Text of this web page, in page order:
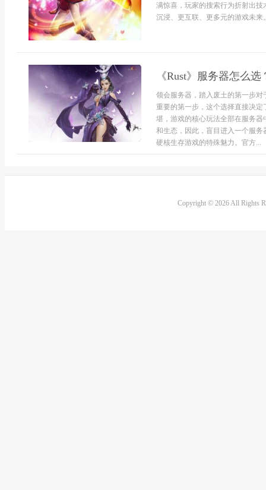
满惊喜，玩家的搜索行为折射出
沉浸、更互联、更多元的游戏未来
《Rust》服务器怎么
领会服务器，踏入废土的第一步
重要的第一步，这个选择直接决
堪，游戏的核心玩法全部在服务
和生态，因此，盲目进入一个服
硬核生存游戏的特殊魅力。官方...
Copyright © 2026 All Rights